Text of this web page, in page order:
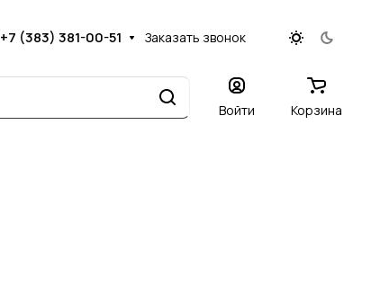
+7 (383) 381-00-51 Заказать звонок
Войти Корзина